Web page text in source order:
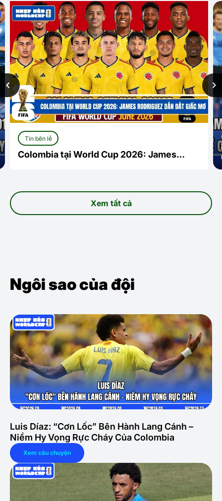
Xem tất cả
Tin bên lề
tại World Cup 2026: James
dẫn dắt giấc mơ
lê
ngoài
Ngôi sao của đội
Luis Díaz: “Cơn Lốc” Bên Hành Lang Cánh –
Niềm Hy Vọng Rực Cháy Của Colombia
Xem câu chuyện